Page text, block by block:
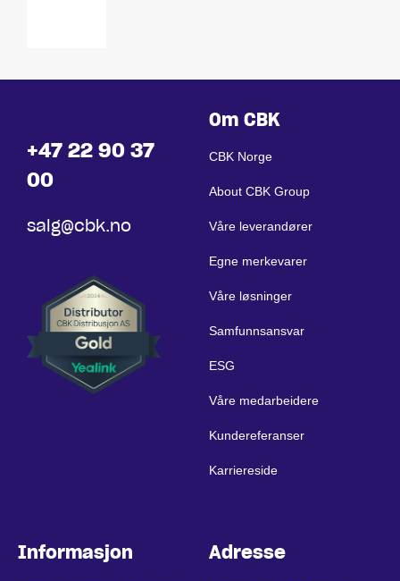
+47 22 90 37
00
salg@cbk.no
Om CBK
CBK Norge
About CBK Group
Våre leverandører
Egne merkevarer
Våre løsninger
Samfunnsansvar
ESG
Våre medarbeidere
Kundereferanser
Karriereside
Informasjon Adresse